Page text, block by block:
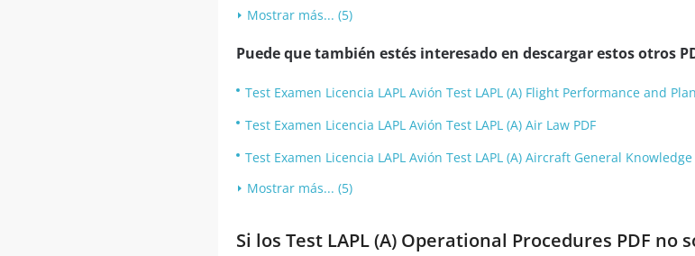
Mostrar más... (5)
Puede que también estés interesado en descargar estos otros
Test Examen Licencia LAPL Avión Test LAPL (A) Flight Performance and
Test Examen Licencia LAPL Avión Test LAPL (A) Air Law PDF
Test Examen Licencia LAPL Avión Test LAPL (A) Aircraft General Knowledge
Mostrar más... (5)
Si los Test LAPL (A) Operational Procedures PDF